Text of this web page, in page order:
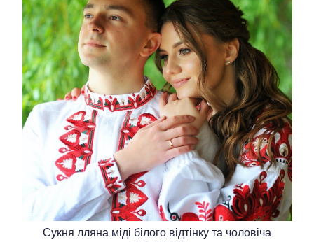
Сукня лляна міді білого відтінку та чоловіча